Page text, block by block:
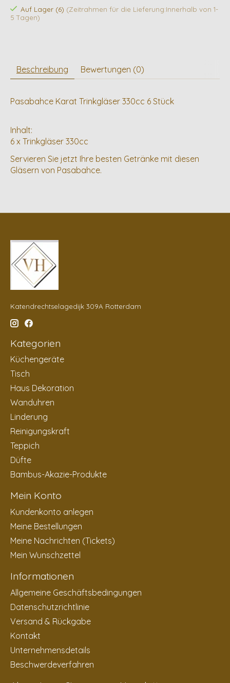
Auf Lager (6) (Zeitrahmen für die Lieferung:Innerhalb von 1-
5 Tagen)
Beschreibung Bewertungen (0)
Pasabahce Karat Trinkgläser 330cc 6 Stück
Inhalt:
6 x Trinkgläser 330cc
Servieren Sie jetzt Ihre besten Getränke mit diesen
Gläsern von Pasabahce.
Katendrechtselagedijk 309A Rotterdam
Kategorien
Küchengeräte
Tisch
Haus Dekoration
Wanduhren
Linderung
Reinigungskraft
Teppich
Düfte
Bambus-Akazie-Produkte
Mein Konto
Kundenkonto anlegen
Meine Bestellungen
Meine Nachrichten (Tickets)
Mein Wunschzettel
Informationen
Allgemeine Geschäftsbedingungen
Datenschutzrichtlinie
Versand & Rückgabe
Kontakt
Unternehmensdetails
Beschwerdeverfahren